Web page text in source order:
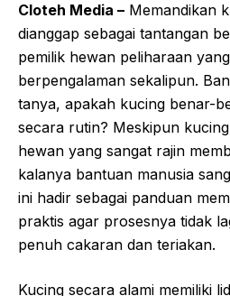
Cloteh Media – Memandikan
dianggap sebagai tantangan
pemilik hewan peliharaan
berpengalaman sekalipun.
tanya, apakah kucing benar-
secara rutin? Meskipun
hewan yang sangat rajin
kalanya bantuan manusia
ini hadir sebagai panduan
praktis agar prosesnya tidak
penuh cakaran dan teriakan.
Kucing secara alami memiliki